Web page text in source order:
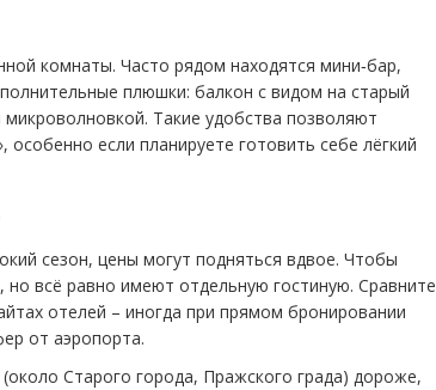
комнаты. Часто рядом находятся мини‑бар,
плюшки: балкон с видом на старый
Такие удобства позволяют
если планируете готовить себе лёгкий
сезон, цены могут подняться вдвое. Чтобы
всё равно имеют отдельную гостиную. Сравните
отелей – иногда при прямом бронировании
от аэропорта.
Старого города, Пражского града) дороже,